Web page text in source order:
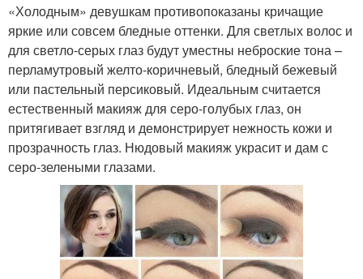
«Холодным» девушкам противопоказаны кричащие
яркие или совсем бледные оттенки. Для светлых волос и
для светло-серых глаз будут уместны неброские тона –
перламутровый желто-коричневый, бледный бежевый
или пастельный персиковый. Идеальным считается
естественный макияж для серо-голубых глаз, он
притягивает взгляд и демонстрирует нежность кожи и
прозрачность глаз. Нюдовый макияж украсит и дам с
серо-зелеными глазами.